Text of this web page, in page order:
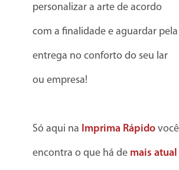
personalizar a arte de acordo
com a finalidade e aguardar pela
entrega no conforto do seu lar
ou empresa!
Só aqui na Imprima Rápido você
encontra o que há de mais atual